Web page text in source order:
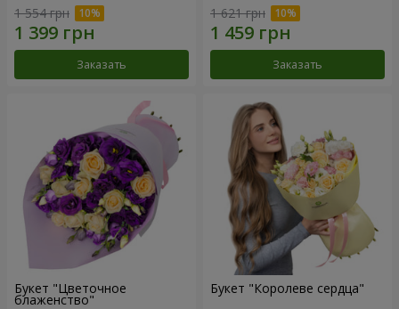
1 554 грн
Заказать
1 621 грн
Заказать
Букет "Цветочное
блаженство"
Букет "Королеве сердца"